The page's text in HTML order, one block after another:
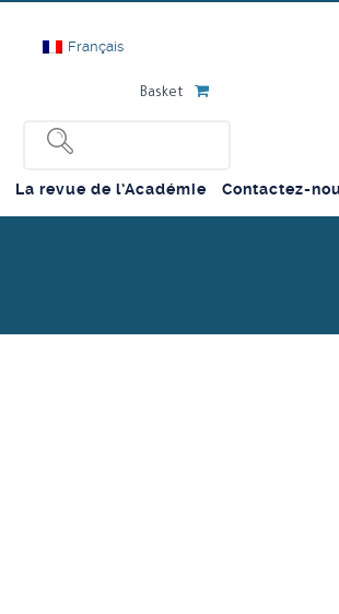
Français
Basket
La revue de l’Académie Contactez-